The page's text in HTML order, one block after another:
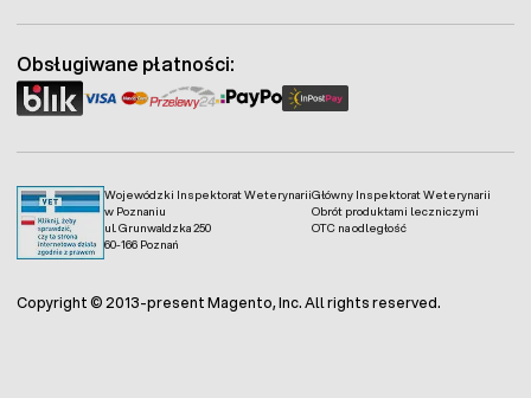
Wojewódzki Inspektorat Weterynarii
w Poznaniu
ul. Grunwaldzka 250
60-166 Poznań
Główny Inspektorat Weterynarii
Obrót produktami leczniczymi
OTC na odległość
Obsługiwane płatności:
Copyright © 2013-present Magento, Inc. All rights reserved.